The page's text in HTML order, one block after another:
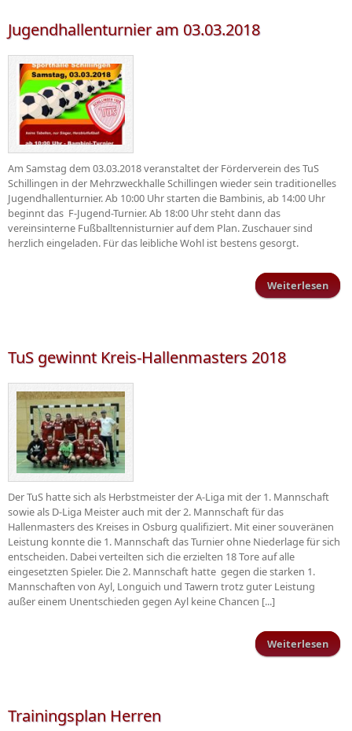
Jugendhallenturnier am 03.03.2018
Am Samstag dem 03.03.2018 veranstaltet der Förderverein des TuS
Schillingen in der Mehrzweckhalle Schillingen wieder sein traditionelles
Jugendhallenturnier. Ab 10:00 Uhr starten die Bambinis, ab 14:00 Uhr
beginnt das F-Jugend-Turnier. Ab 18:00 Uhr steht dann das
vereinsinterne Fußballtennisturnier auf dem Plan. Zuschauer sind
herzlich eingeladen. Für das leibliche Wohl ist bestens gesorgt.
Weiterlesen
TuS gewinnt Kreis-Hallenmasters 2018
Der TuS hatte sich als Herbstmeister der A-Liga mit der 1. Mannschaft
sowie als D-Liga Meister auch mit der 2. Mannschaft für das
Hallenmasters des Kreises in Osburg qualifiziert. Mit einer souveränen
Leistung konnte die 1. Mannschaft das Turnier ohne Niederlage für sich
entscheiden. Dabei verteilten sich die erzielten 18 Tore auf alle
eingesetzten Spieler. Die 2. Mannschaft hatte gegen die starken 1.
Mannschaften von Ayl, Longuich und Tawern trotz guter Leistung
außer einem Unentschieden gegen Ayl keine Chancen [...]
Weiterlesen
Trainingsplan Herren